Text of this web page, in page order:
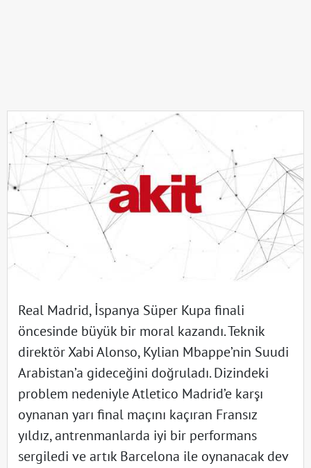
Real Madrid, İspanya Süper Kupa finali
öncesinde büyük bir moral kazandı. Teknik
direktör Xabi Alonso, Kylian Mbappe’nin Suudi
Arabistan’a gideceğini doğruladı. Dizindeki
problem nedeniyle Atletico Madrid’e karşı
oynanan yarı final maçını kaçıran Fransız
yıldız, antrenmanlarda iyi bir performans
sergiledi ve artık Barcelona ile oynanacak dev